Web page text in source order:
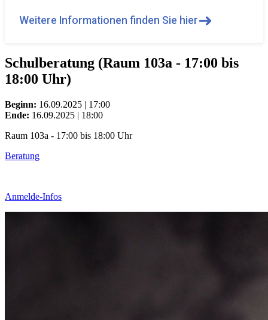
Weitere Informationen finden Sie hier➜
Schulberatung (Raum 103a - 17:00 bis
18:00 Uhr)
Beginn: 16.09.2025 | 17:00
Ende: 16.09.2025 | 18:00
Raum 103a - 17:00 bis 18:00 Uhr
Beratung
Anmelde-Infos